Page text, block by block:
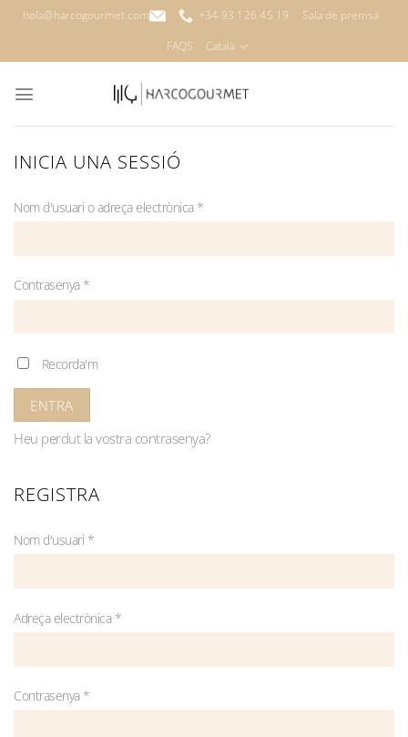
Skiphola@harcogourmet.com +34 93 126 45 19
Sala de premsa
FAQS
Català
INICIA UNA SESSIÓ
Nom d'usuari o adreça electrònica *Obligatori
Contrasenya *Obligatori
Recorda'm
ENTRA
Heu perdut la vostra contrasenya?
REGISTRA
Nom d'usuari *Obligatori
Adreça electrònica *Obligatori
Contrasenya *Obligatori